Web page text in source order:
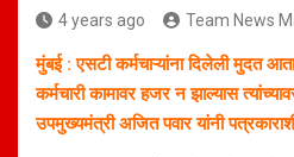
4 years ago Team News
मुंबई : एसटी कर्मचाऱ्यांना दिलेली मुदत
कर्मचारी कामावर हजर न झाल्यास
उपमुख्यमंत्री अजित पवार यांनी